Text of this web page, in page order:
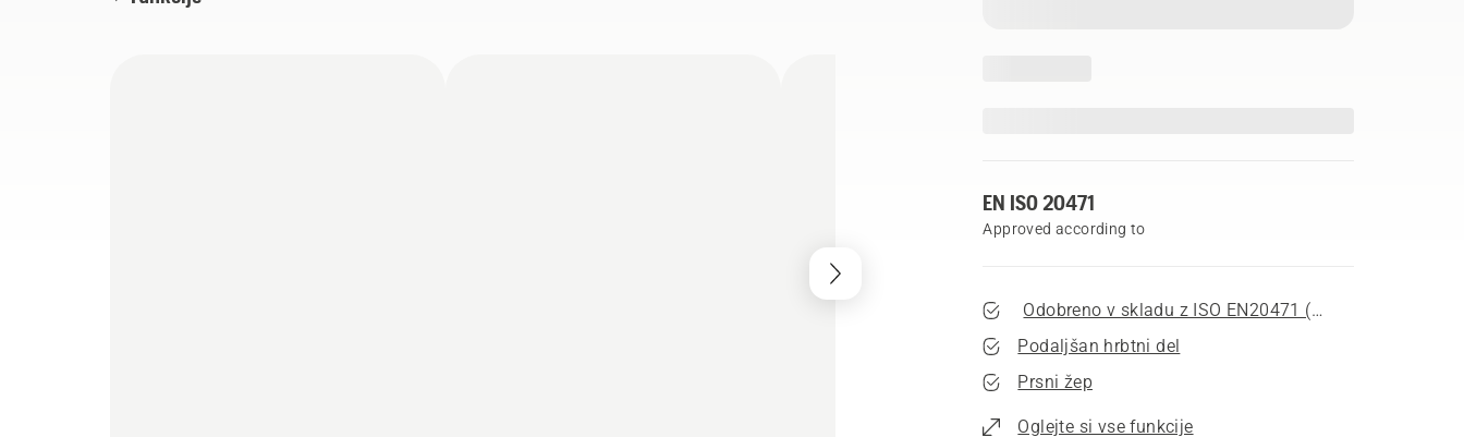
EN ISO 20471
Approved according to
Odobreno v skladu z ISO EN20471 (Class 2)
Podaljšan hrbtni del
Prsni žep
Oglejte si vse funkcije